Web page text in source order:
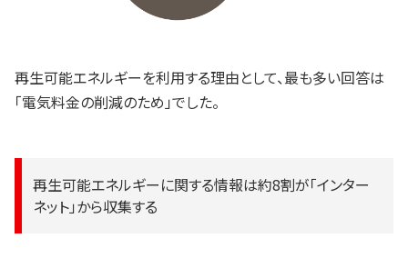
再生可能エネルギーを利用する理由として、最も多い回答は
「電気料金の削減のため」でした。
再生可能エネルギーに関する情報は約8割が「インター
ネット」から収集する